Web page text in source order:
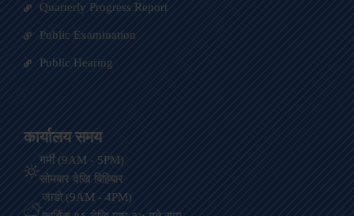
Quarterly Progress Report
Public Examination
Public Hearing
कार्यालय समय
गर्मी (9AM - 5PM)
सोमबार देखि बिहिबार
जाडो (9AM - 4PM)